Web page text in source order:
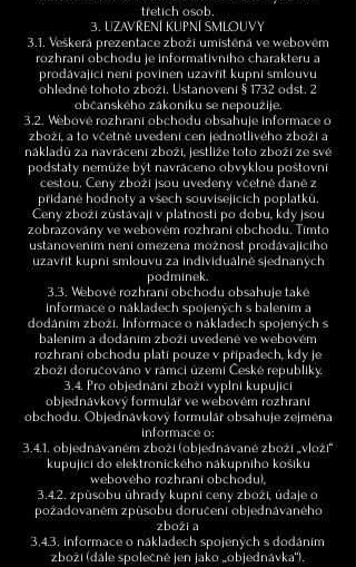
třetích osob.
3. UZAVŘENÍ KUPNÍ SMLOUVY
3.1. Veškerá prezentace zboží umístěná ve webovém
rozhraní obchodu je informativního charakteru a
prodávající není povinen uzavřít kupní smlouvu
ohledně tohoto zboží. Ustanovení § 1732 odst. 2
občanského zákoníku se nepoužije.
3.2. Webové rozhraní obchodu obsahuje informace o
zboží, a to včetně uvedení cen jednotlivého zboží a
nákladů za navrácení zboží, jestliže toto zboží ze své
podstaty nemůže být navráceno obvyklou poštovní
cestou. Ceny zboží jsou uvedeny včetně daně z
přidané hodnoty a všech souvisejících poplatků.
Ceny zboží zůstávají v platnosti po dobu, kdy jsou
zobrazovány ve webovém rozhraní obchodu. Tímto
ustanovením není omezena možnost prodávajícího
uzavřít kupní smlouvu za individuálně sjednaných
podmínek.
3.3. Webové rozhraní obchodu obsahuje také
informace o nákladech spojených s balením a
dodáním zboží. Informace o nákladech spojených s
balením a dodáním zboží uvedené ve webovém
rozhraní obchodu platí pouze v případech, kdy je
zboží doručováno v rámci území České republiky.
3.4. Pro objednání zboží vyplní kupující
objednávkový formulář ve webovém rozhraní
obchodu. Objednávkový formulář obsahuje zejména
informace o:
3.4.1. objednávaném zboží (objednávané zboží „vloží“
kupující do elektronického nákupního košíku
webového rozhraní obchodu),
3.4.2. způsobu úhrady kupní ceny zboží, údaje o
požadovaném způsobu doručení objednávaného
zboží a
3.4.3. informace o nákladech spojených s dodáním
zboží (dále společně jen jako „objednávka“).